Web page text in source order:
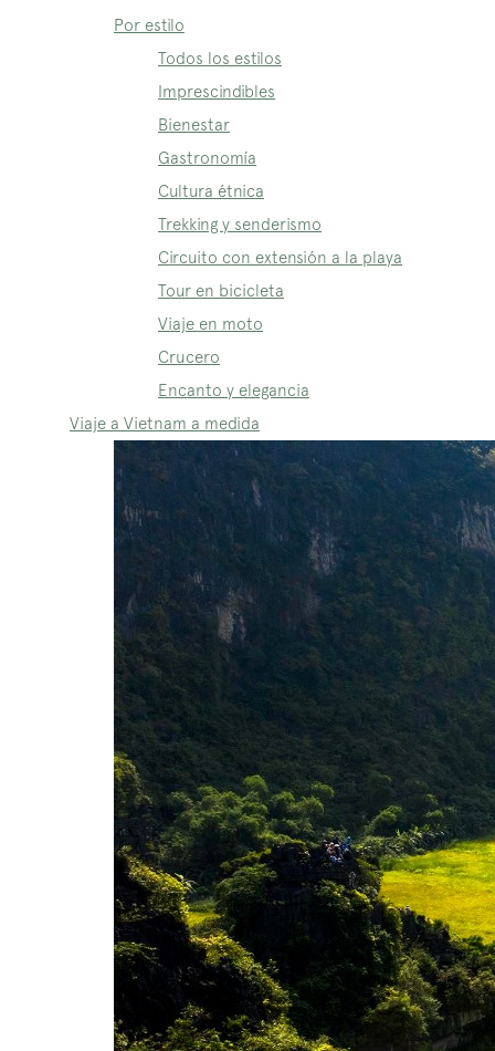
Por estilo
Todos los estilos
Imprescindibles
Bienestar
Gastronomía
Cultura étnica
Trekking y senderismo
Circuito con extensión a la playa
Tour en bicicleta
Viaje en moto
Crucero
Encanto y elegancia
Viaje a Vietnam a medida